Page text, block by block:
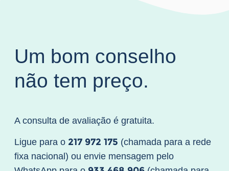
Um bom conselho
não tem preço.
A consulta de avaliação é gratuita.
Ligue para o 217 972 175 (chamada para a rede
fixa nacional) ou envie mensagem pelo